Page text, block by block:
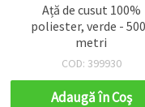
Ață de cusut 100%
poliester, verde -
metri
COD: 399930
Adaugă în Coş